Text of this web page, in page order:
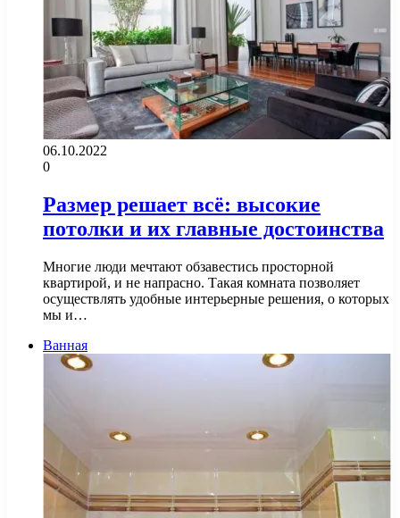
06.10.2022
0
Размер решает всё: высокие
потолки и их главные достоинства
Многие люди мечтают обзавестись просторной
квартирой, и не напрасно. Такая комната позволяет
осуществлять удобные интерьерные решения, о которых
мы и…
Ванная